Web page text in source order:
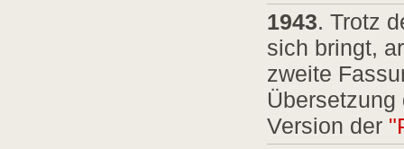
1943. Trotz
sich bringt,
zweite
Version der